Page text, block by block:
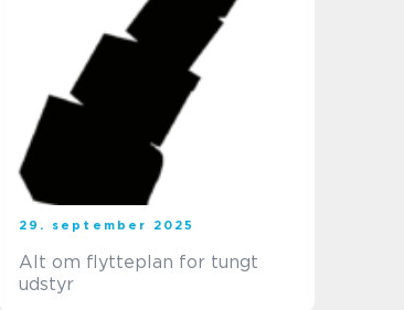
29. september 2025
Alt om flytteplan for tungt
udstyr